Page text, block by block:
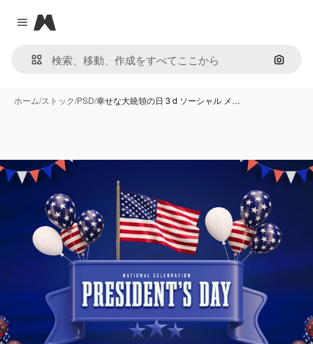
Close menu
Magnific
画像で
ホーム/ストック/PSD/幸せな大統領の日 3 d ソーシャル メ…